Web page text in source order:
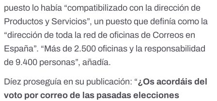
puesto lo había “compatibilizado con la dirección de
Productos y Servicios”, un puesto que definía como la
“dirección de toda la red de oficinas de Correos en
España”. “Más de 2.500 oficinas y la responsabilidad
de 9.400 personas”, añadía.
Díez proseguía en su publicación: “¿Os acordáis del
voto por correo de las pasadas elecciones